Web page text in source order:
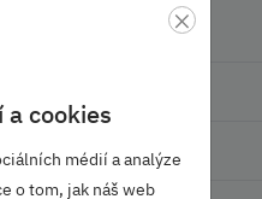
Vpředu
×
cookies
médií a analýze
o tom, jak náš web